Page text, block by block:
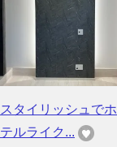
スタイリッシュでホ
テルライク...